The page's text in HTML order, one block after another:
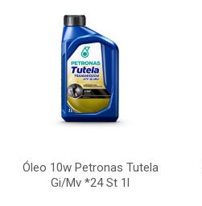
Óleo 10w Petronas Tutela
Gi/Mv *24 St 1l